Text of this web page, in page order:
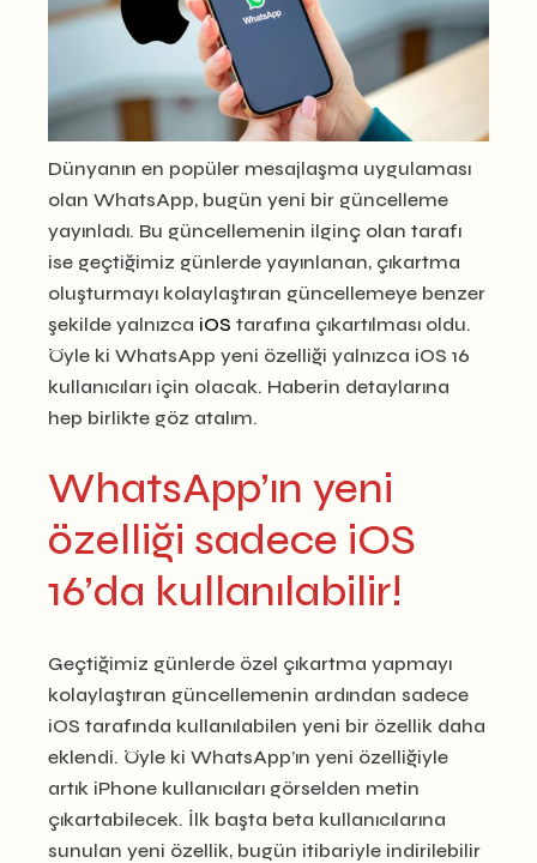
Dünyanın en popüler mesajlaşma uygulaması
olan WhatsApp, bugün yeni bir güncelleme
yayınladı. Bu güncellemenin ilginç olan tarafı
ise geçtiğimiz günlerde yayınlanan, çıkartma
oluşturmayı kolaylaştıran güncellemeye benzer
şekilde yalnızca iOS tarafına çıkartılması oldu.
Öyle ki WhatsApp yeni özelliği yalnızca iOS 16
kullanıcıları için olacak. Haberin detaylarına
hep birlikte göz atalım.
WhatsApp’ın yeni
özelliği sadece iOS
16’da kullanılabilir!
Geçtiğimiz günlerde özel çıkartma yapmayı
kolaylaştıran güncellemenin ardından sadece
iOS tarafında kullanılabilen yeni bir özellik daha
eklendi. Öyle ki WhatsApp’ın yeni özelliğiyle
artık iPhone kullanıcıları görselden metin
çıkartabilecek. İlk başta beta kullanıcılarına
sunulan yeni özellik, bugün itibariyle indirilebilir